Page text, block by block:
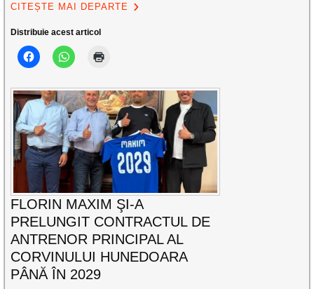
CITEȘTE MAI DEPARTE
Distribuie acest articol
FLORIN MAXIM ŞI-A
PRELUNGIT CONTRACTUL DE
ANTRENOR PRINCIPAL AL
CORVINULUI HUNEDOARA
PÂNĂ ÎN 2029